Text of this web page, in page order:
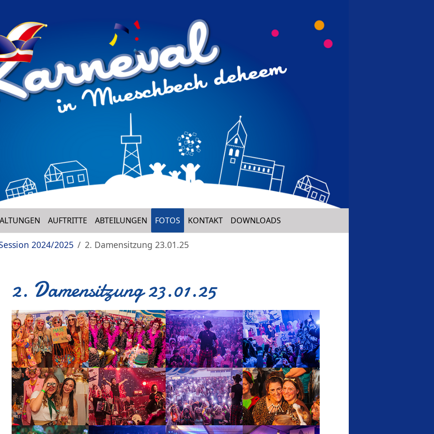
AUFTRITTE ABTEILUNGEN FOTOS KONTAKT DOWNLOADS
2024/2025 2. Damensitzung 23.01.25
2. Damensitzung 23.01.25
Show larger versionShow larger versionShow larger versionShow larger version
Show larger versionShow larger versionShow larger versionShow larger version
Show larger versionShow larger versionShow larger versionShow larger version